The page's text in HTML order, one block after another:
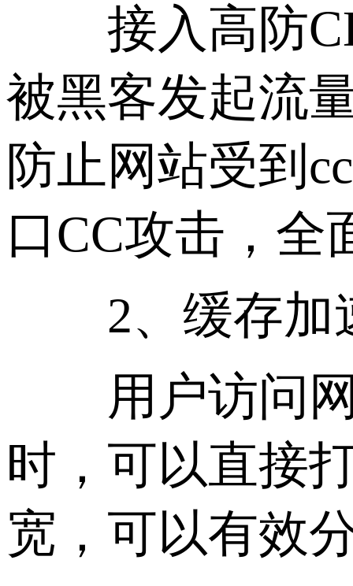
接入高防
被黑客发起流
防止网站受到
口CC攻击，全
2、缓存加
用户访问网
时，可以直接
宽，可以有效